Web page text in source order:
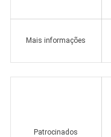
Mais informações
Patrocinados